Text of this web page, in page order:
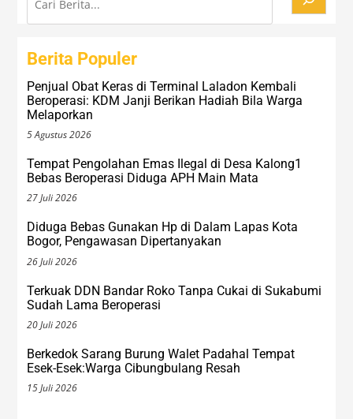
Berita Populer
Penjual Obat Keras di Terminal Laladon Kembali
Beroperasi: KDM Janji Berikan Hadiah Bila Warga
Melaporkan
5 Agustus 2026
Tempat Pengolahan Emas Ilegal di Desa Kalong1
Bebas Beroperasi Diduga APH Main Mata
27 Juli 2026
Diduga Bebas Gunakan Hp di Dalam Lapas Kota
Bogor, Pengawasan Dipertanyakan
26 Juli 2026
Terkuak DDN Bandar Roko Tanpa Cukai di Sukabumi
Sudah Lama Beroperasi
20 Juli 2026
Berkedok Sarang Burung Walet Padahal Tempat
Esek-Esek:Warga Cibungbulang Resah
15 Juli 2026